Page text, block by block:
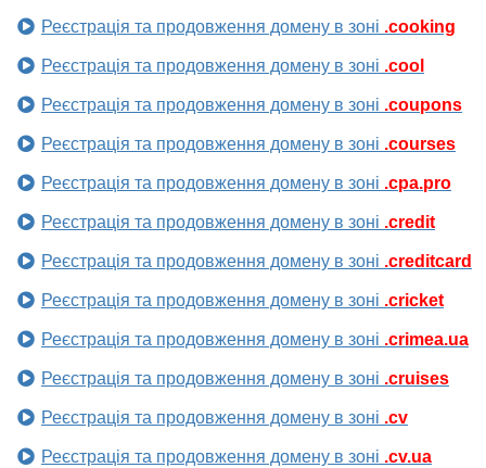
Реєстрація та продовження домену в зоні .cooking
Реєстрація та продовження домену в зоні .cool
Реєстрація та продовження домену в зоні .coupons
Реєстрація та продовження домену в зоні .courses
Реєстрація та продовження домену в зоні .cpa.pro
Реєстрація та продовження домену в зоні .credit
Реєстрація та продовження домену в зоні .creditcard
Реєстрація та продовження домену в зоні .cricket
Реєстрація та продовження домену в зоні .crimea.ua
Реєстрація та продовження домену в зоні .cruises
Реєстрація та продовження домену в зоні .cv
Реєстрація та продовження домену в зоні .cv.ua